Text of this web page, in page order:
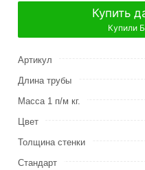
Купить
Купили
Артикул
Длина трубы
Масса 1 п/м кг.
Цвет
Толщина стенки
Стандарт